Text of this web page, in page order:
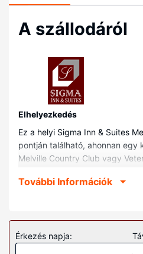
A szállodáról
Elhelyezkedés
Ez a helyi Sigma Inn & Suites
pontján található, ahonnan egy
Melville Country Club vagy
Peter Kórház helyszíneitől.
Helyezze magát kényelembe
szoba egyikében, melyekben
mikrohullámú sütők is található.
További Információk
Érkezés napja: